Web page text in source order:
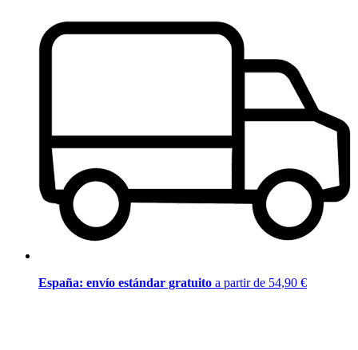
España: envío estándar gratuito a partir de 54,90 €